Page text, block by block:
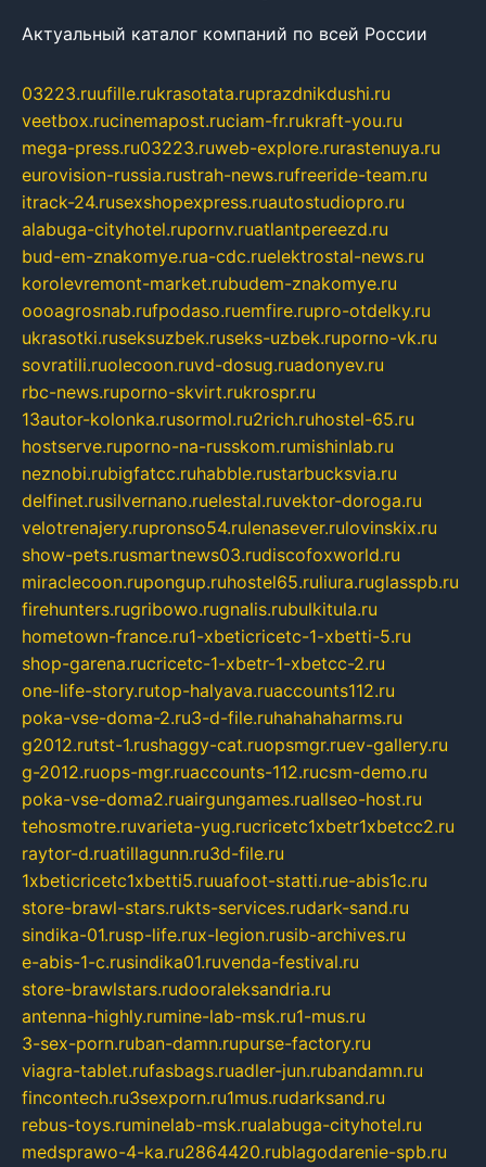
Актуальный каталог компаний по всей России
03223.ruufille.rukrasotata.ruprazdnikdushi.ru
veetbox.rucinemapost.ruciam-fr.rukraft-you.ru
mega-press.ru03223.ruweb-explore.rurastenuya.ru
eurovision-russia.rustrah-news.rufreeride-team.ru
itrack-24.rusexshopexpress.ruautostudiopro.ru
alabuga-cityhotel.rupornv.ruatlantpereezd.ru
bud-em-znakomye.rua-cdc.ruelektrostal-news.ru
korolevremont-market.rubudem-znakomye.ru
oooagrosnab.rufpodaso.ruemfire.rupro-otdelky.ru
ukrasotki.ruseksuzbek.ruseks-uzbek.ruporno-vk.ru
sovratili.ruolecoon.ruvd-dosug.ruadonyev.ru
rbc-news.ruporno-skvirt.rukrospr.ru
13autor-kolonka.rusormol.ru2rich.ruhostel-65.ru
hostserve.ruporno-na-russkom.rumishinlab.ru
neznobi.rubigfatcc.ruhabble.rustarbucksvia.ru
delfinet.rusilvernano.ruelestal.ruvektor-doroga.ru
velotrenajery.rupronso54.rulenasever.rulovinskix.ru
show-pets.rusmartnews03.rudiscofoxworld.ru
miraclecoon.rupongup.ruhostel65.ruliura.ruglasspb.ru
firehunters.rugribowo.rugnalis.rubulkitula.ru
hometown-france.ru1-xbeticricetc-1-xbetti-5.ru
shop-garena.rucricetc-1-xbetr-1-xbetcc-2.ru
one-life-story.rutop-halyava.ruaccounts112.ru
poka-vse-doma-2.ru3-d-file.ruhahahaharms.ru
g2012.rutst-1.rushaggy-cat.ruopsmgr.ruev-gallery.ru
g-2012.ruops-mgr.ruaccounts-112.rucsm-demo.ru
poka-vse-doma2.ruairgungames.ruallseo-host.ru
tehosmotre.ruvarieta-yug.rucricetc1xbetr1xbetcc2.ru
raytor-d.ruatillagunn.ru3d-file.ru
1xbeticricetc1xbetti5.ruuafoot-statti.rue-abis1c.ru
store-brawl-stars.rukts-services.rudark-sand.ru
sindika-01.rusp-life.rux-legion.rusib-archives.ru
e-abis-1-c.rusindika01.ruvenda-festival.ru
store-brawlstars.rudooraleksandria.ru
antenna-highly.rumine-lab-msk.ru1-mus.ru
3-sex-porn.ruban-damn.rupurse-factory.ru
viagra-tablet.rufasbags.ruadler-jun.rubandamn.ru
fincontech.ru3sexporn.ru1mus.rudarksand.ru
rebus-toys.ruminelab-msk.rualabuga-cityhotel.ru
medsprawo-4-ka.ru2864420.rublagodarenie-spb.ru